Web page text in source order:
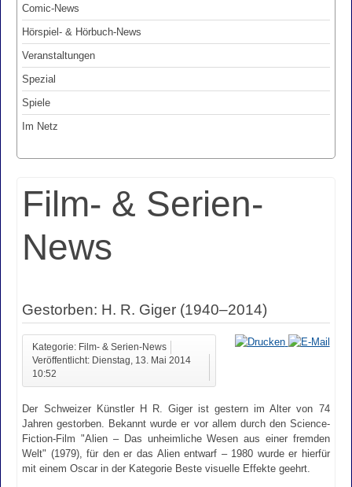
Comic-News
Hörspiel- & Hörbuch-News
Veranstaltungen
Spezial
Spiele
Im Netz
Film- & Serien-
News
Gestorben: H. R. Giger (1940–2014)
Kategorie: Film- & Serien-News
Veröffentlicht: Dienstag, 13. Mai 2014
10:52
Der Schweizer Künstler H R. Giger ist gestern im Alter von 74
Jahren gestorben. Bekannt wurde er vor allem durch den Science-
Fiction-Film "Alien – Das unheimliche Wesen aus einer fremden
Welt" (1979), für den er das Alien entwarf – 1980 wurde er hierfür
mit einem Oscar in der Kategorie Beste visuelle Effekte geehrt.